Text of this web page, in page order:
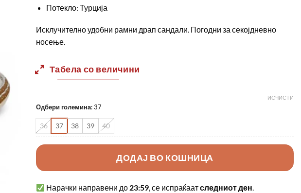
Потекло: Турција
Исклучително удобни рамни драп сандали. Погодни за секојдневно
носење.
Табела со величини
Одбери големина:37
36 37 38 39 40
ИСЧИСТИ
ДОДАЈ ВО КОШНИЦА
Нарачки направени до 23:59, се испраќаатследниот ден.